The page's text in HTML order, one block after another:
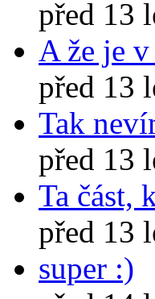
před 13
A že je
před 13
Tak
před 13
Ta část,
před 13
super :)